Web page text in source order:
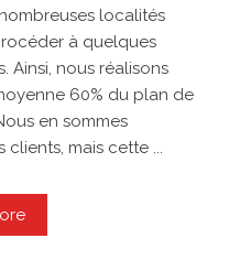
localités
à quelques
Ainsi, nous réalisons
60% du plan de
en sommes
mais cette ...